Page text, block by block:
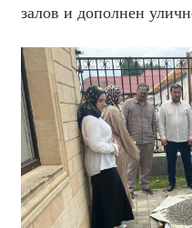
залов и дополнен